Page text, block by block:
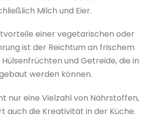
Milch und Eier.
einer vegetarischen oder
ist der Reichtum an frischem
und Getreide, die in
werden können.
nur eine Vielzahl von Nährstoffen,
auch die Kreativität in der Küche.